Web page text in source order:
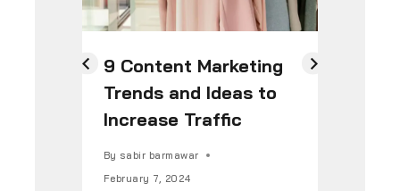
9 Content Marketing
Trends and Ideas to
Increase Traffic
By sabir barmawar
February 7, 2024